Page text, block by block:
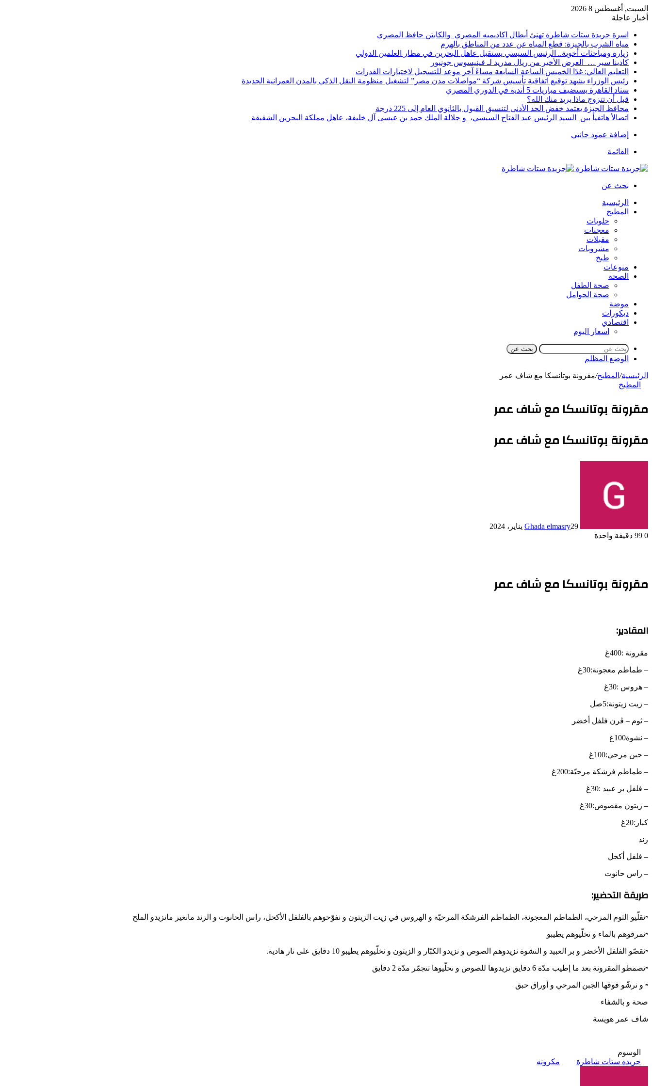
السبت, أغسطس 8 2026
أخبار عاجلة
اسرة جريدة ستات شاطرة تهنئ أبطال اكاديميه المصري والكابتن حافظ المصري
مياه الشرب بالجيزة: قطع المياه عن عدد من المناطق بالهرم
زيارة ومباحثات أخوية.. الرئيس السيسي يستقبل عاهل البحرين في مطار العلمين الدولي
كادينا سير … العرض الأخير من ريال مدريد لـ فينيسوس جونيور
التعليم العالي: غدًا الخميس الساعة السابعة مساءً آخر موعد للتسجيل لاختبارات القدرات
رئيس الوزراء يشهد توقيع اتفاقية تأسيس شركة “مواصلات مدن مصر” لتشغيل منظومة النقل الذكي بالمدن العمرانية الجديدة
ستاد القاهرة يستضيف مباريات 5 أندية في الدوري المصري
قبل أن تتزوج ماذا يريد منك الله؟
محافظ الجيزة يعتمد خفض الحد الأدنى لتنسيق القبول بالثانوي العام إلى 225 درجة
اتصالأ هاتفيأ بين السيد الرئيس عبد الفتاح السيسي، و جلالة الملك حمد بن عيسى آل خليفة، عاهل مملكة البحرين الشقيقة
إضافة عمود جانبي
القائمة
بحث عن
الرئيسية
المطبخ
حلويات
معجنات
مقبلات
مشروبات
طبخ
منوعات
الصحة
صحة الطفل
صحة الحوامل
موضة
ديكورات
اقتصادي
اسعار اليوم
بحث عن
الوضع المظلم
الرئيسية/ المطبخ/مقرونة بوتانسكا مع شاف عمر
المطبخ
مقرونة بوتانسكا مع شاف عمر
مقرونة بوتانسكا مع شاف عمر
Ghada elmasry29 يناير، 2024
0
دقيقة واحدة
مقرونة بوتانسكا مع شاف عمر
المقادير:
مقرونة :400غ
– طماطم معجونة:30غ
– هروس :30غ
– زيت زيتونة:5صل
– ثوم – ڨرن فلفل أخضر
– نشوة100غ
– جبن مرحي:100غ
– طماطم فرشكة مرحيّة:200غ
– فلفل بر عبيد :30غ
– زيتون مقصوص:30غ
كبار:20غ
رند
– فلفل أكحل
– راس حانوت
طريقة التحضير:
▫نقلّيو الثوم المرحي، الطماطم المعجونة، الطماطم الفرشكة المرحيّة و الهروس في زيت الزيتون و نفوّحوهم بالفلفل الأكحل، راس الحانوت و الرند مانغير مانزيدو الملح
▫نمرقوهم بالماء و نخلّيوهم يطيبو
▫نقصّو الفلفل الأخضر و بر العبيد و النشوة نزيدوهم الصوص و نزيدو الكبّار و الزيتون و نخلّيوهم يطيبو 10 دقايق على نار هادية.
▫نصمطو المقرونة بعد ما إطيب مدّة 6 دقايق نزيدوها للصوص و نخلّيوها تتجمّر مدّة 2 دقايق
▫ و نرشّو فوقها الجبن المرحي و أوراق حبق
صحة و بالشفاء
شاف عمر هويسة
الوسوم
جريده ستات شاطرة
مكرونه